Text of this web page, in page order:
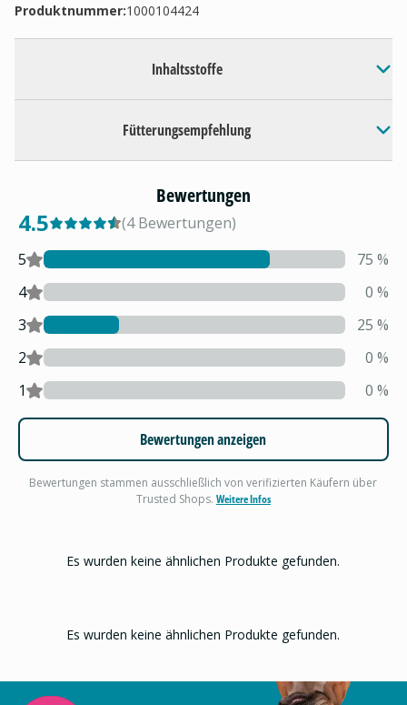
Produktnummer:1000104424
Inhaltsstoffe
Fütterungsempfehlung
Bewertungen
4.5 (4 Bewertungen)
5
75 %
4
0 %
3
25 %
2
0 %
1
0 %
Bewertungen anzeigen
Bewertungen stammen ausschließlich von verifizierten Käufern über
Trusted Shops. Weitere Infos
Es wurden keine ähnlichen Produkte gefunden.
Es wurden keine ähnlichen Produkte gefunden.